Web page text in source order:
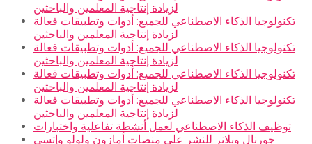
لزيادة إنتاجية المعلمين والباحثين
تكنولوجيا الذكاء الاصطناعي للجميع: أدوات وتطبيقات فعالة
لزيادة إنتاجية المعلمين والباحثين
تكنولوجيا الذكاء الاصطناعي للجميع: أدوات وتطبيقات فعالة
لزيادة إنتاجية المعلمين والباحثين
تكنولوجيا الذكاء الاصطناعي للجميع: أدوات وتطبيقات فعالة
لزيادة إنتاجية المعلمين والباحثين
تكنولوجيا الذكاء الاصطناعي للجميع: أدوات وتطبيقات فعالة
لزيادة إنتاجية المعلمين والباحثين
توظيف الذكاء الاصطناعي لعمل أنشطة تفاعلية واختبارات
جورنال وبلانر للنشر على منصات أمازون ولولو وإتسي